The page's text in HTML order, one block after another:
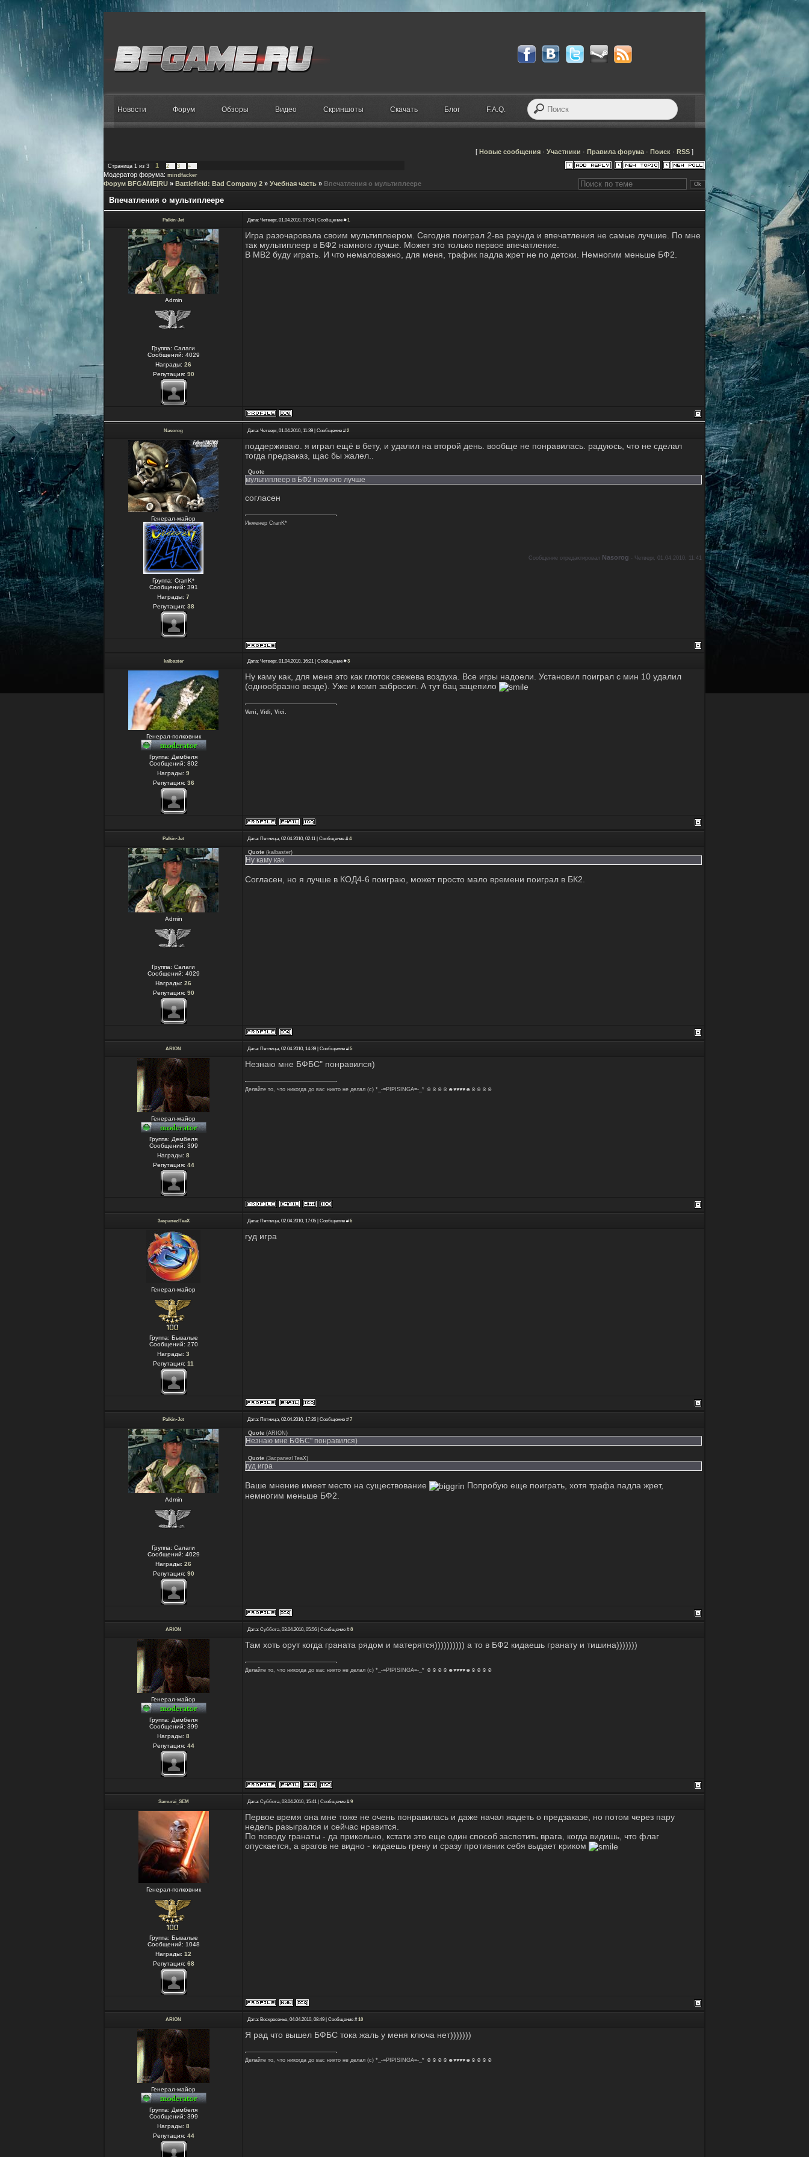
Новости Форум Обзоры Видео Скриншоты Скачать Блог F.A.Q.
[ Новые сообщения · Участники · Правила форума · Поиск · RSS ]
Страница 1 из 3 1 2 3 »
Модератор форума: mindfacker
Форум BFGAME|RU » Battlefield: Bad Company 2 » Учебная часть » Впечатления о мультиплеере
Впечатления о мультиплеере
Palkin-Jet Дата: Четверг, 01.04.2010, 07:24 | Сообщение #1
Admin
Группа: Салаги
Сообщений: 4029
Награды: 26
Репутация: 90
Игра разочаровала своим мультиплеером. Сегодня поиграл 2-ва раунда и впечатления не самые лучшие. По мне
так мультиплеер в БФ2 намного лучше. Может это только первое впечатление.
В МВ2 буду играть. И что немаловажно, для меня, трафик падла жрет не по детски. Немногим меньше БФ2.
Nasorog Дата: Четверг, 01.04.2010, 11:39 | Сообщение #2
Генерал-майор
Группа: CranK*
Сообщений: 391
Награды: 7
Репутация: 38
поддерживаю. я играл ещё в бету, и удалил на второй день. вообще не понравилась. радуюсь, что не сделал
тогда предзаказ, щас бы жалел..
Quote
мультиплеер в БФ2 намного лучше
согласен
Инженер CranK*
Сообщение отредактировал Nasorog - Четверг, 01.04.2010, 11:41
kalbaster Дата: Четверг, 01.04.2010, 16:21 | Сообщение #3
Генерал-полковник
Группа: Дембеля
Сообщений: 802
Награды: 9
Репутация: 36
Ну каму как, для меня это как глоток свежева воздуха. Все игры надоели. Установил поиграл с мин 10 удалил
(однообразно везде). Уже и комп забросил. А тут бац зацепило
Veni, Vidi, Vici.
Palkin-Jet Дата: Пятница, 02.04.2010, 02:11 | Сообщение #4
Admin
Группа: Салаги
Сообщений: 4029
Награды: 26
Репутация: 90
Quote (kalbaster)
Ну каму как
Согласен, но я лучше в КОД4-6 поиграю, может просто мало времени поиграл в БК2.
ARION Дата: Пятница, 02.04.2010, 14:39 | Сообщение #5
Генерал-майор
Группа: Дембеля
Сообщений: 399
Награды: 8
Репутация: 44
Незнаю мне БФБС" понравился)
Делайте то, что никогда до вас никто не делал (с) *_-=PIPISINGA=-_* ☺☺☺☺☻♥♥♥♥☻☺☺☺☺
3acpanezITeaX Дата: Пятница, 02.04.2010, 17:05 | Сообщение #6
Генерал-майор
Группа: Бывалые
Сообщений: 270
Награды: 3
Репутация: 11
гуд игра
Palkin-Jet Дата: Пятница, 02.04.2010, 17:26 | Сообщение #7
Admin
Группа: Салаги
Сообщений: 4029
Награды: 26
Репутация: 90
Quote (ARION )
Незнаю мне БФБС" понравился)
Quote (3acpanezITeaX)
гуд игра
Ваше мнение имеет место на существование
Попробую еще поиграть, хотя трафа падла жрет,
немногим меньше БФ2.
ARION Дата: Суббота, 03.04.2010, 05:56 | Сообщение #8
Генерал-майор
Группа: Дембеля
Сообщений: 399
Награды: 8
Репутация: 44
Там хоть орут когда граната рядом и матерятся)))))))))) а то в БФ2 кидаешь гранату и тишина)))))))
Делайте то, что никогда до вас никто не делал (с) *_-=PIPISINGA=-_* ☺☺☺☺☻♥♥♥♥☻☺☺☺☺
Samurai_SEM Дата: Суббота, 03.04.2010, 15:41 | Сообщение #9
Генерал-полковник
Группа: Бывалые
Сообщений: 1048
Награды: 12
Репутация: 68
Первое время она мне тоже не очень понравилась и даже начал жадеть о предзаказе, но потом через пару
недель разыгрался и сейчас нравится.
По поводу гранаты - да прикольно, кстати это еще один способ заспотить врага, когда видишь, что флаг
опускается, а врагов не видно - кидаешь грену и сразу противник себя выдает криком
ARION Дата: Воскресенье, 04.04.2010, 08:49 | Сообщение #10
Генерал-майор
Группа: Дембеля
Сообщений: 399
Награды: 8
Репутация: 44
Я рад что вышел БФБС тока жаль у меня ключа нет)))))))
Делайте то, что никогда до вас никто не делал (с) *_-=PIPISINGA=-_* ☺☺☺☺☻♥♥♥♥☻☺☺☺☺